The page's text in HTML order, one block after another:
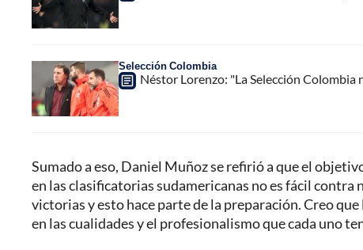
Selección Colombia
Néstor Lorenzo: "La Selección
Sumado a eso, Daniel Muñoz se refirió a que el
en las clasificatorias sudamericanas no es fácil contra
victorias y esto hace parte de la preparación. Creo
en las cualidades y el profesionalismo que cada uno